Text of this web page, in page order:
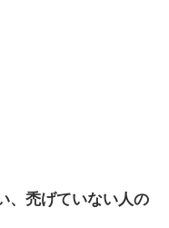
、禿げていない人の